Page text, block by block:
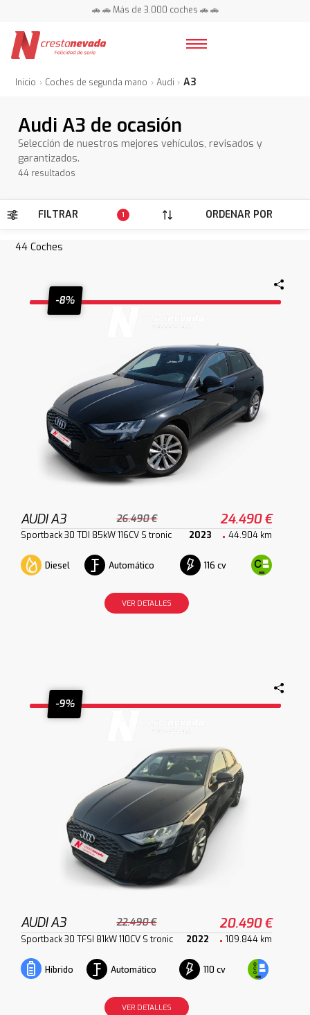
📍 Centros en toda España ⭐
📍 Centros en toda España ⭐
Inicio Coches de segunda mano Audi A3
Audi A3 de ocasión
Selección de nuestros mejores vehículos, revisados y
garantizados.
44 resultados
FILTRAR 1 ORDENAR POR
44 Coches
-8%
AUDI A3 26.490 € 24.490 €
Sportback 30 TDI 85kW 116CV S tronic 2023 44.904 km
Diesel Automático 116 cv
VER DETALLES
-9%
AUDI A3 22.490 € 20.490 €
Sportback 30 TFSI 81kW 110CV S tronic 2022 109.844 km
Híbrido Automático 110 cv
VER DETALLES